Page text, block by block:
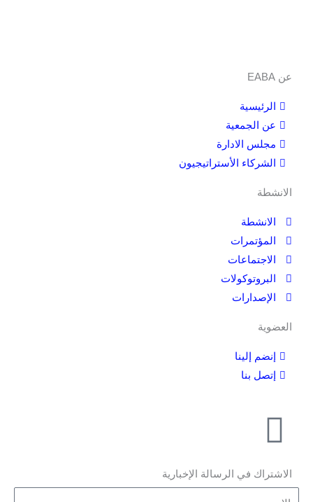
عن EABA
الرئيسية
عن الجمعية
مجلس الادارة
الشركاء الأستراتيجيون
الانشطة
الانشطة
المؤتمرات
الاجتماعات
البروتوكولات
الإصدارات
العضوية
إنضم إلينا
إتصل بنا
الاشتراك في الرسالة الإخبارية